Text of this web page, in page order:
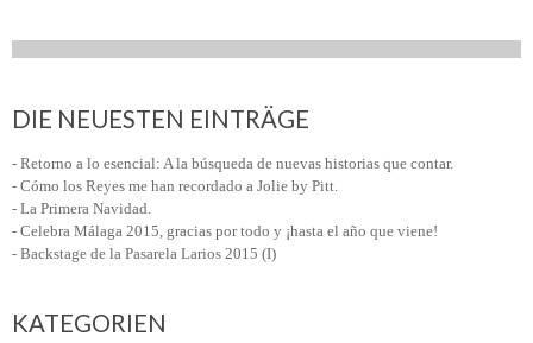
DIE NEUESTEN EINTRÄGE
- Retorno a lo esencial: A la búsqueda de nuevas historias que contar.
- Cómo los Reyes me han recordado a Jolie by Pitt.
- La Primera Navidad.
- Celebra Málaga 2015, gracias por todo y ¡hasta el año que viene!
- Backstage de la Pasarela Larios 2015 (I)
KATEGORIEN